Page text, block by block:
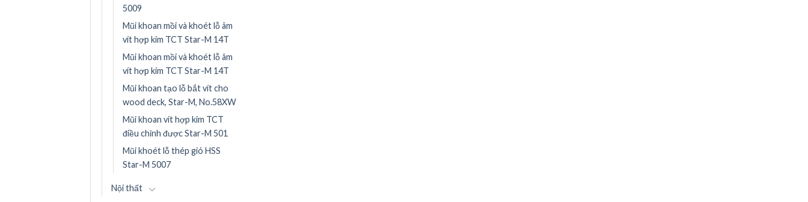
5009
Mũi khoan mồi và khoét lỗ âm
vít hợp kim TCT Star-M 14T
Mũi khoan mồi và khoét lỗ âm
vít hợp kim TCT Star-M 14T
Mũi khoan tạo lỗ bắt vít cho
wood deck, Star-M, No.58XW
Mũi khoan vít hợp kim TCT
điều chỉnh được Star-M 501
Mũi khoét lỗ thép gió HSS
Star-M 5007
Nội thất